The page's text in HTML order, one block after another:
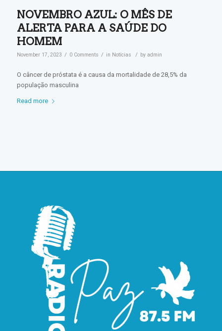
NOVEMBRO AZUL: O MÊS DE
ALERTA PARA A SAÚDE DO
HOMEM
November 17, 2023 / 0 Comments / in Notícias / by admin
O câncer de próstata é a causa da mortalidade de 28,5% da
população masculina
Read more